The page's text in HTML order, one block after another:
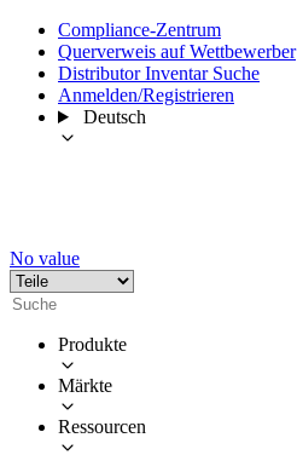
Compliance-Zentrum
Querverweis auf Wettbewerber
Distributor Inventar Suche
Anmelden/Registrieren
Deutsch
No value
Produkte
Märkte
Ressourcen